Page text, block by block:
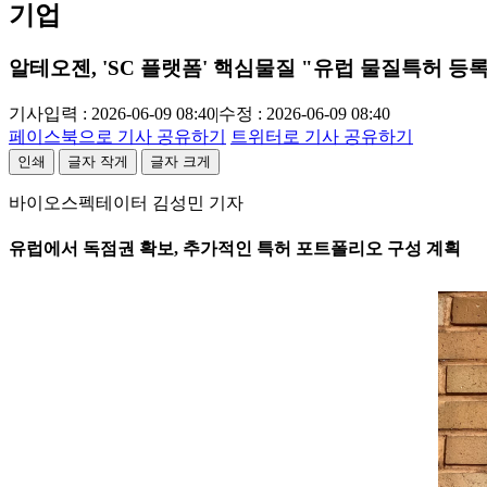
기업
알테오젠, 'SC 플랫폼' 핵심물질 "유럽 물질특허 등
기사입력 : 2026-06-09 08:40|수정 : 2026-06-09 08:40
페이스북으로 기사 공유하기
트위터로 기사 공유하기
인쇄 글자 작게 글자 크게
바이오스펙테이터 김성민 기자
유럽에서 독점권 확보, 추가적인 특허 포트폴리오 구성 계획